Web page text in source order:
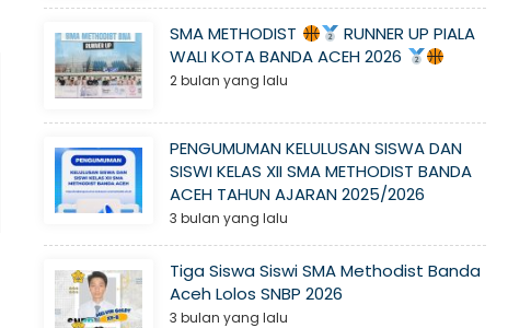
SMA METHODIST
RUNNER UP PIALA
WALI KOTA BANDA ACEH 2026
2 bulan yang lalu
PENGUMUMAN KELULUSAN SISWA DAN
SISWI KELAS XII SMA METHODIST BANDA
ACEH TAHUN AJARAN 2025/2026
3 bulan yang lalu
Tiga Siswa Siswi SMA Methodist Banda
Aceh Lolos SNBP 2026
3 bulan yang lalu